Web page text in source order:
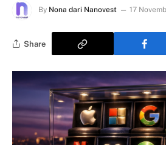
By Nona dari Nanovest 17
Share